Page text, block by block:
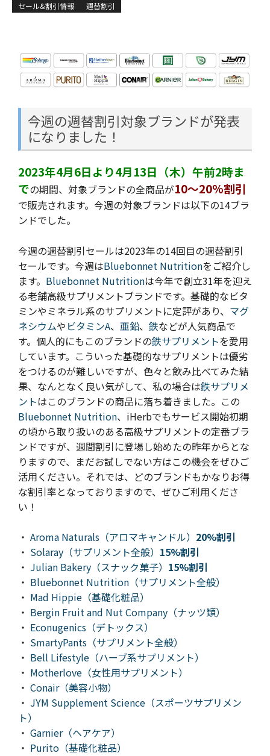
セール&割引情報 週替割引
今週の週替割引対象ブランドが発表
になりました！
2023年4月6日より4月13日（木）午前2時ま
での期間、対象ブランドの全商品が10～20%割引
で販売されます。今週の対象ブランドは以下の14ブラ
ンドでした。
今週の週替割引セールは2023年の14回目の週替割引
セールです。 今週はBluebonnet Nutritionをご紹介し
ます。 Bluebonnet Nutritionは今年で創立31年を迎え
る老舗高級サプリメントブランドです。基礎的なビタ
ミンやミネラル系のサプリメントに定評があり、 マグ
ネシウムやビタミンA、 亜鉛、 鉄などが人気商品で
す。個人的にもこのブランドの鉄サプリメントを愛用
しています。こういった基礎的なサプリメントは優劣
をつけるのが難しいですが、色々と飲み比べてみた結
果、なんとなく良い気がして、私の場合は鉄サプリメ
ントはこのブランドの商品に落ち着きました。この
Bluebonnet Nutrition、iHerbでもサービス開始初期
の頃から取り扱いのある高級サプリメントの定番ブラ
ンドですが、週間割引に登場し始めたの昨年からとな
りますので、まだお試しでない方はこの機会をぜひご
活用ください。それでは、どのブランドもかなりお得
な割引率となっておりますので、ぜひご利用くださ
い！
・ Aroma Naturals（アロマキャンドル） 20%割引
・ Solaray（サプリメント全般） 15%割引
・ Julian Bakery（スナック菓子） 15%割引
・ Bluebonnet Nutrition（サプリメント全般）
・ Mad Hippie（基礎化粧品）
・ Bergin Fruit and Nut Company（ナッツ類）
・ Econugenics（デトックス）
・ SmartyPants（サプリメント全般）
・ Bell Lifestyle（ハーブ系サプリメント）
・ Motherlove（女性用サプリメント）
・ Conair（美容小物）
・ JYM Supplement Science（スポーツサプリメン
ト）
・ Garnier（ヘアケア）
・ Purito（基礎化粧品）